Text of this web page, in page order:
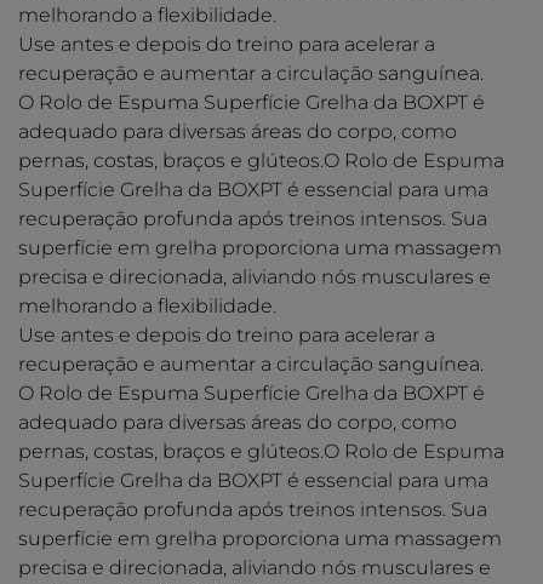
melhorando a flexibilidade.
Use antes e depois do treino para acelerar a
recuperação e aumentar a circulação sanguínea.
O Rolo de Espuma Superfície Grelha da BOXPT é
adequado para diversas áreas do corpo, como
pernas, costas, braços e glúteos.O Rolo de Espuma
Superfície Grelha da BOXPT é essencial para uma
recuperação profunda após treinos intensos. Sua
superfície em grelha proporciona uma massagem
precisa e direcionada, aliviando nós musculares e
melhorando a flexibilidade.
Use antes e depois do treino para acelerar a
recuperação e aumentar a circulação sanguínea.
O Rolo de Espuma Superfície Grelha da BOXPT é
adequado para diversas áreas do corpo, como
pernas, costas, braços e glúteos.O Rolo de Espuma
Superfície Grelha da BOXPT é essencial para uma
recuperação profunda após treinos intensos. Sua
superfície em grelha proporciona uma massagem
precisa e direcionada, aliviando nós musculares e